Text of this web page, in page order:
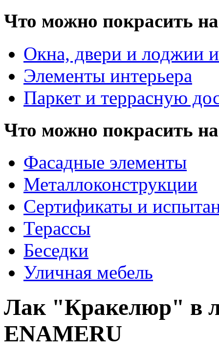
Что можно покрасить
Окна, двери и лоджии
Элементы интерьера
Паркет и террасную
Что можно покрасить на
Фасадные элементы
Металлоконструкции
Сертификаты и
Терассы
Беседки
Уличная мебель
Лак "Кракелюр" в
ENAMERU